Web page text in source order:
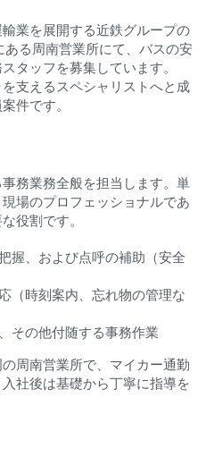
業を展開する近鉄グループの
ある周南営業所にて、バスの安
タッフを募集しています。
支えるスペシャリストへと成
件です。
務業務全般を担当します。単
場のプロフェッショナルであ
役割です。
握、および点呼の補助（安全
（時刻案内、忘れ物の管理な
その他付随する事務作業
周南営業所で、マイカー通勤
社後は基礎から丁寧に指導を